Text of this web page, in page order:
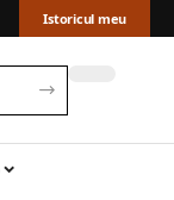
Istoricul meu